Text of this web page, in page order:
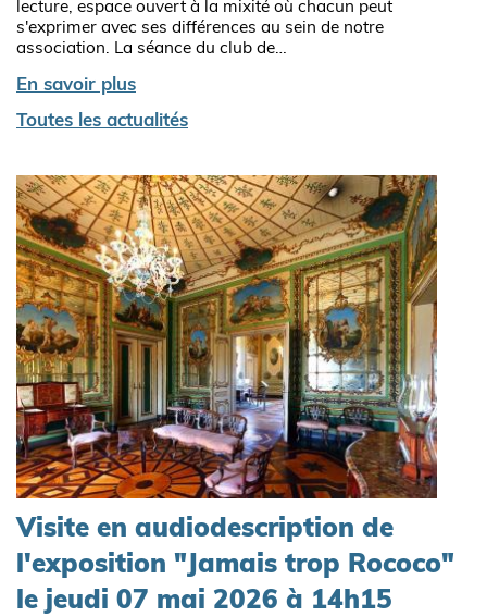
lecture, espace ouvert à la mixité où chacun peut
s'exprimer avec ses différences au sein de notre
association. La séance du club de…
En savoir plus
Toutes les actualités
Visite en audiodescription de
l'exposition "Jamais trop Rococo"
le jeudi 07 mai 2026 à 14h15